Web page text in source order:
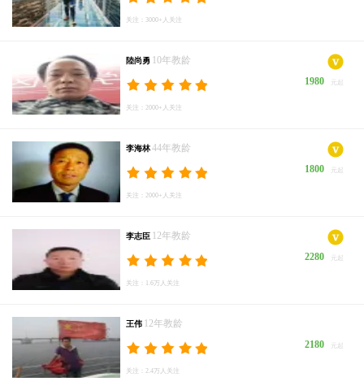
关注：3000+人关注
陸尚勇 10年教龄
1980
元起
关注：2000+人关注
李海林44年教龄
1800
元起
关注：2000+人关注
李志臣 12年教龄
2280
元起
关注：1.6万人关注
王伟 12年教龄
2180
元起
关注：2.4万人关注